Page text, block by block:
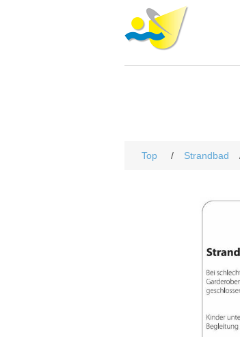
Top / Strandbad